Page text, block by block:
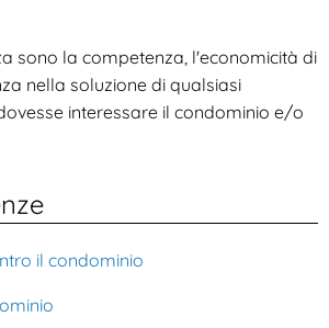
sono la competenza, l'economicità di
nella soluzione di qualsiasi
interessare il condominio e/o
il condominio